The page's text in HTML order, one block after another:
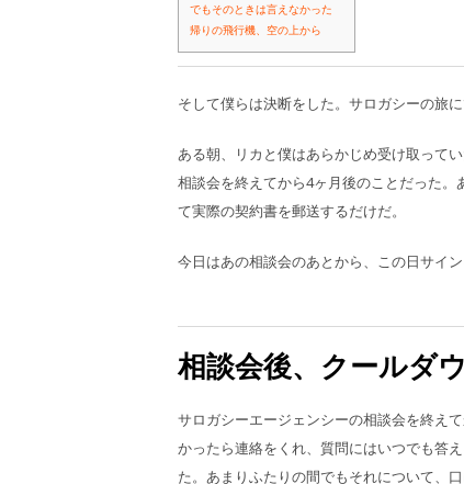
でもそのときは言えなかった
帰りの飛行機、空の上から
そして僕らは決断をした。サロガシーの旅に
ある朝、リカと僕はあらかじめ受け取って
相談会を終えてから4ヶ月後のことだった
て実際の契約書を郵送するだけだ。
今日はあの相談会のあとから、この日サイ
相談会後、クールダ
サロガシーエージェンシーの相談会を終え
かったら連絡をくれ、質問にはいつでも答
た。あまりふたりの間でもそれについて、